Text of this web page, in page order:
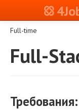
Full-time
Full-
Требования: